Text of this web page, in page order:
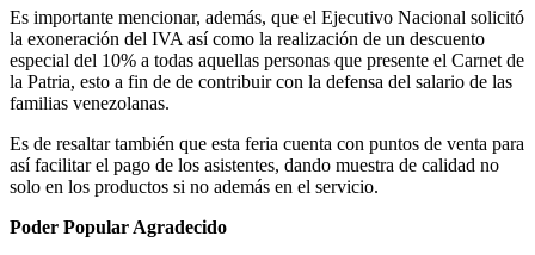
Es importante mencionar, además, que el Ejecutivo Nacional solicitó
la exoneración del IVA así como la realización de un descuento
especial del 10% a todas aquellas personas que presente el Carnet de
la Patria, esto a fin de de contribuir con la defensa del salario de las
familias venezolanas.
Es de resaltar también que esta feria cuenta con puntos de venta para
así facilitar el pago de los asistentes, dando muestra de calidad no
solo en los productos si no además en el servicio.
Poder Popular Agradecido